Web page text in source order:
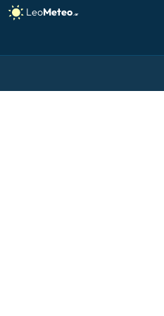
ECMWF AIFS